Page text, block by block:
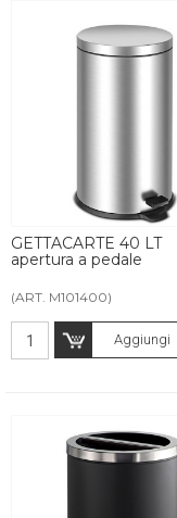
GETTACARTE 40 LT
apertura a pedale
(ART. M101400)
Aggiungi